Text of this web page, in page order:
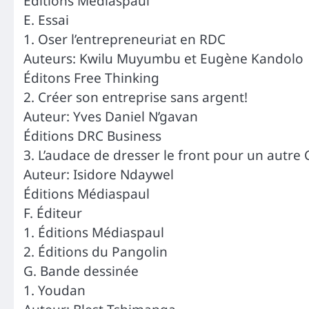
E. Essai
1. Oser l’entrepreneuriat en RDC
Auteurs: Kwilu Muyumbu et Eugène Kandolo
Éditons Free Thinking
2. Créer son entreprise sans argent!
Auteur: Yves Daniel N’gavan
Éditions DRC Business
3. L’audace de dresser le front pour un autre
Auteur: Isidore Ndaywel
Éditions Médiaspaul
F. Éditeur
1. Éditions Médiaspaul
2. Éditions du Pangolin
G. Bande dessinée
1. Youdan